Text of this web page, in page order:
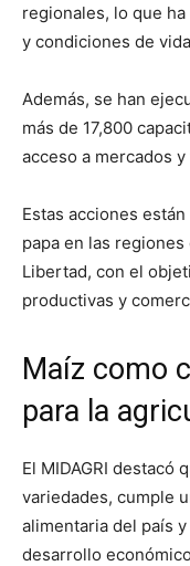
regionales, lo que
y condiciones de
Además, se han
más de 17,800
acceso a mercados
Estas acciones
papa en las regiones
Libertad, con el
productivas y
Maíz como
para la
El MIDAGRI destacó
variedades, cumple
alimentaria del país
desarrollo